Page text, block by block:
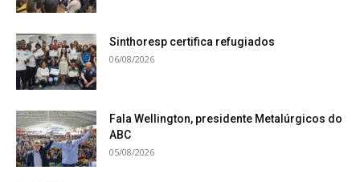
Sinthoresp certifica refugiados
06/08/2026
Fala Wellington, presidente Metalúrgicos do
ABC
05/08/2026